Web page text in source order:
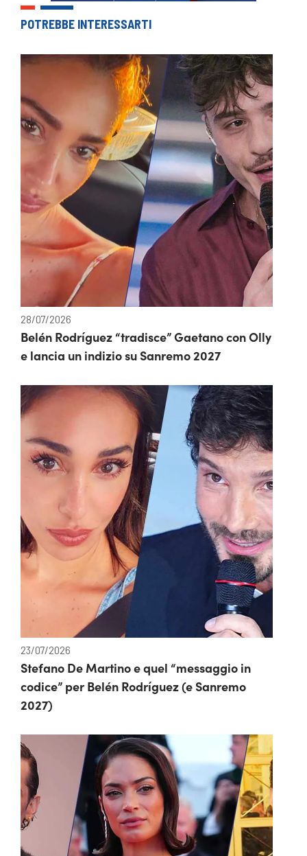
POTREBBE INTERESSARTI
28/07/2026
Belén Rodríguez “tradisce” Gaetano con Olly
e lancia un indizio su Sanremo 2027
23/07/2026
Stefano De Martino e quel “messaggio in
codice” per Belén Rodríguez (e Sanremo
2027)